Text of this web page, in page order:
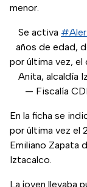
menor.
Se activa
años de edad,
por última vez, el
Anita, alcaldía
— Fiscalía
En la ficha se
por última vez el
Emiliano Zapata
Iztacalco.
La joven llevaba